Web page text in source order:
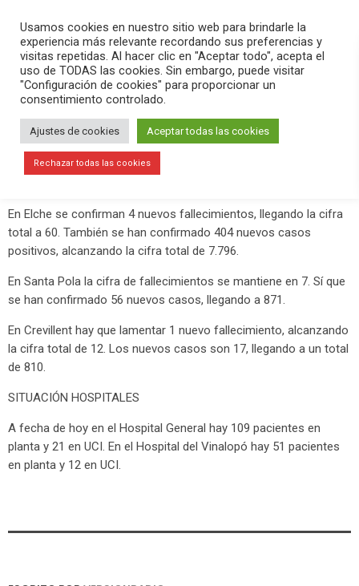
search menu pause PLAY
enero 12, 2021
Sanidad confirma 4 fallecimientos
más en Elche y 1 en Crevillent
La Conselleria de Sanidad ha actualizado esta mañana los datos
En Elche se confirman 4 nuevos fallecimientos, llegando la cifra
total a 60. También se han confirmado 404 nuevos casos
positivos, alcanzando la cifra total de 7.796.
En Santa Pola la cifra de fallecimientos se mantiene en 7. Sí que
se han confirmado 56 nuevos casos, llegando a 871.
En Crevillent hay que lamentar 1 nuevo fallecimiento, alcanzando
la cifra total de 12. Los nuevos casos son 17, llegando a un total
de 810.
SITUACIÓN HOSPITALES
A fecha de hoy en el Hospital General hay 109 pacientes en
planta y 21 en UCI. En el Hospital del Vinalopó hay 51 pacientes
en planta y 12 en UCI.
Usamos cookies en nuestro sitio web para brindarle la
experiencia más relevante recordando sus preferencias y
visitas repetidas. Al hacer clic en "Aceptar todo", acepta el
uso de TODAS las cookies. Sin embargo, puede visitar
"Configuración de cookies" para proporcionar un
consentimiento controlado.
Ajustes de cookies Aceptar todas las cookies
Rechazar todas las cookies